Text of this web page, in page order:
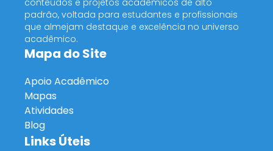
conteúdos e projetos acadêmicos de alto
padrão, voltada para estudantes e profissionais
que almejam destaque e excelência no universo
acadêmico.
Mapa do Site
Apoio Acadêmico
Mapas
Atividades
Blog
Links Úteis